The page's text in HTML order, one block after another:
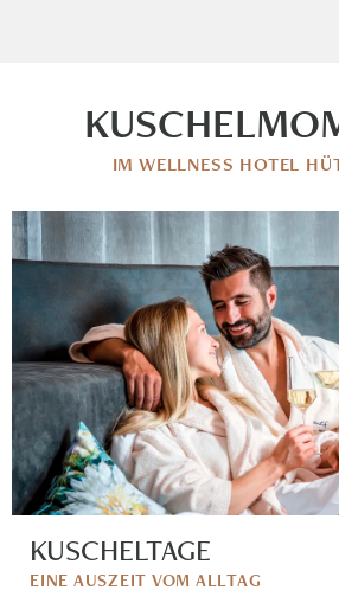
IM WELLNESS HOTEL
KUSCHELTAGE
EINE AUSZEIT VOM ALLTAG